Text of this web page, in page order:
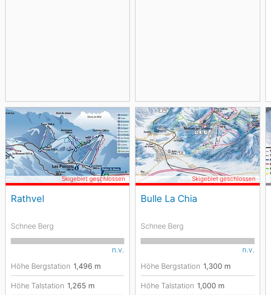
Rathvel
Skigebiet geschlossen
Schnee Berg
n.v.
Höhe Bergstation 1,496 m
Höhe Talstation 1,265 m
Bulle La Chia
Skigebiet geschlossen
Schnee Berg
n.v.
Höhe Bergstation 1,300 m
Höhe Talstation 1,000 m